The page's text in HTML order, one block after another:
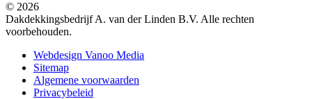
© 2026
Dakdekkingsbedrijf A. van der Linden B.V. Alle rechten
voorbehouden.
Webdesign Vanoo Media
Sitemap
Algemene voorwaarden
Privacybeleid